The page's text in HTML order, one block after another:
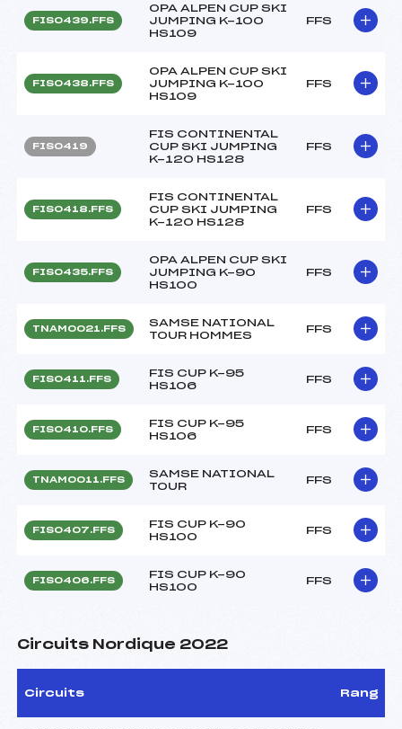
FIS0439.FFS
OPA ALPEN CUP SKI
JUMPING K-100
HS109
FFS
FIS0438.FFS
OPA ALPEN CUP SKI
JUMPING K-100
HS109
FFS
FIS0419
FIS CONTINENTAL
CUP SKI JUMPING
K-120 HS128
FFS
FIS0418.FFS
FIS CONTINENTAL
CUP SKI JUMPING
K-120 HS128
FFS
FIS0435.FFS
OPA ALPEN CUP SKI
JUMPING K-90
HS100
FFS
TNAM0021.FFS
SAMSE NATIONAL
TOUR HOMMES
FFS
FIS0411.FFS
FIS CUP K-95
HS106
FFS
FIS0410.FFS
FIS CUP K-95
HS106
FFS
TNAM0011.FFS
SAMSE NATIONAL
TOUR
FFS
FIS0407.FFS
FIS CUP K-90
HS100
FFS
FIS0406.FFS
FIS CUP K-90
HS100
FFS
Circuits Nordique 2022
Circuits Rang